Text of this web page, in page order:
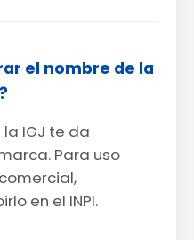
el nombre de la
IGJ te da
Para uso
en el INPI.